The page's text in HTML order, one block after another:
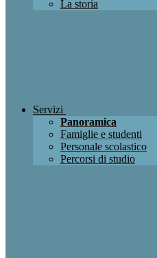
La storia
Servizi
Panoramica
Famiglie e studenti
Personale scolastico
Percorsi di studio